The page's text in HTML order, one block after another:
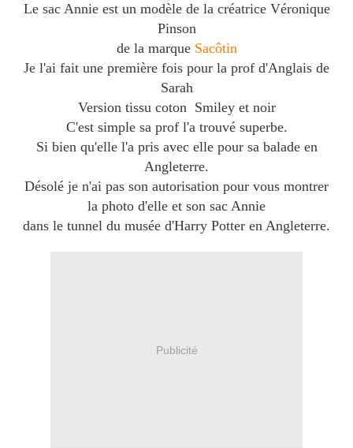
Le sac Annie est un modèle de la créatrice Véronique
Pinson
de la marque Sacôtin
Je l'ai fait une première fois pour la prof d'Anglais de
Sarah
Version tissu coton Smiley et noir
C'est simple sa prof l'a trouvé superbe.
Si bien qu'elle l'a pris avec elle pour sa balade en
Angleterre.
Désolé je n'ai pas son autorisation pour vous montrer
la photo d'elle et son sac Annie
dans le tunnel du musée d'Harry Potter en Angleterre.
Publicité